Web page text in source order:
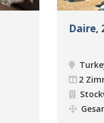
Daire,
2